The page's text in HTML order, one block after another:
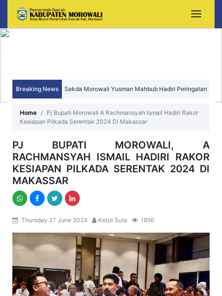
Breaking News Sekda Morowali Yusman Mahbub Hadiri Peringatan
Home
Pj Bupati Morowali A Rachmansyah Ismail Hadiri Rakor
Kesiapan Pilkada Serentak 2024 Di Makassar
PJ BUPATI MOROWALI, A
RACHMANSYAH ISMAIL HADIRI RAKOR
KESIAPAN PILKADA SERENTAK 2024 DI
MAKASSAR
Thursday 27 June 2024 Ketut Suta 1856